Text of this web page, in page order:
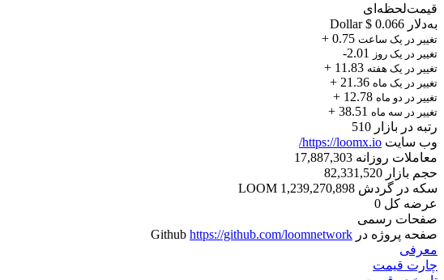
قیمت‌لحظه‌ای
به‌دلار Dollar $ 0.066
تغییر در یک ساعت + 0.75
تغییر در یک روز -2.01
تغییر در یک هفته + 11.83
تغییر در یک ماه + 21.36
تغییر در دو ماه + 12.78
تغییر در سه ماه + 38.51
رتبه در بازار 510
وب سایت https://loomx.io/
معاملات روزانه 17,887,303
حجم بازار 82,331,520
سکه در گردش 1,239,270,898
عرضه کل 0
صفحات رسمی
صفحه پروژه در Github https://github.com/loomnetwork
معرفی
چارت قیمت